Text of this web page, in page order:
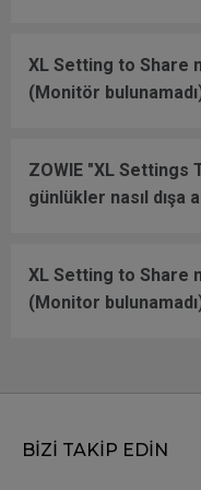
XL Setting to Share
(Monitör
ZOWIE "XL Settings
günlükler nasıl dışa
XL Setting to Share
(Monitor
BİZİ TAKİP EDİN